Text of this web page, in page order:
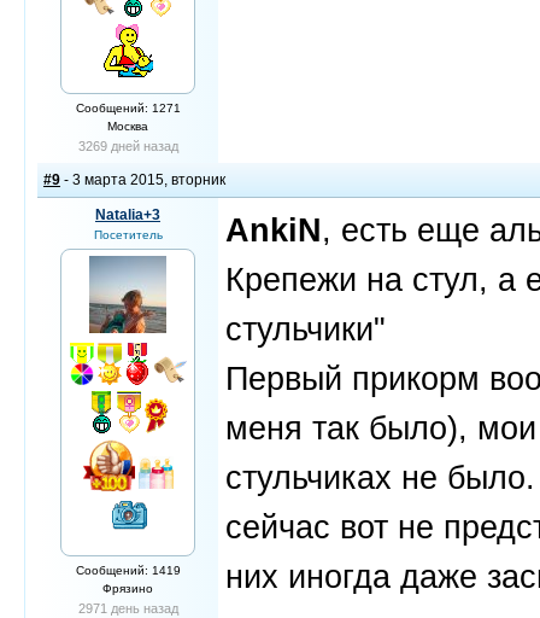
Сообщений: 1271
Москва
3269 дней назад
#9 - 3 марта 2015, вторник
Natalia+3
Посетитель
Сообщений: 1419
Фрязино
2971 день назад
AnkiN, есть еще
Крепежи на стул, а
стульчики"
Первый прикорм
меня так было),
стульчиках не
сейчас вот не
них иногда даже